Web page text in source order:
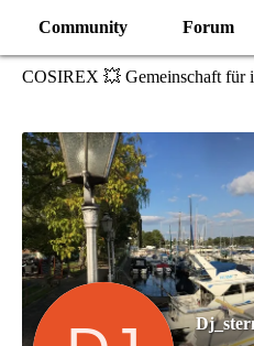
Community Forum
COSIREX 💥 Gemeinschaft für